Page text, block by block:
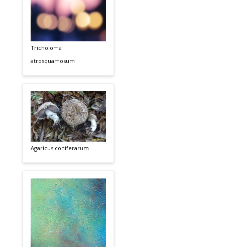
Tricholoma
atrosquamosum
Agaricus coniferarum